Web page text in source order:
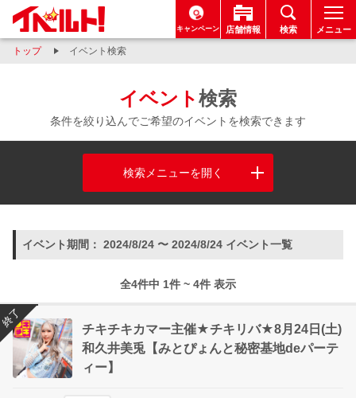
キャンペーン 店舗情報 検索 メニュー
トップ イベント検索
イベント検索
条件を絞り込んでご希望のイベントを検索できます
検索メニューを開く
イベント期間： 2024/8/24 〜 2024/8/24 イベント一覧
全4件中 1件 ~ 4件 表示
チキチキカマー主催★チキリバ★8月24日(土)
和久井美兎【みとぴょんと秘密基地deパーテ
ィー】
終了